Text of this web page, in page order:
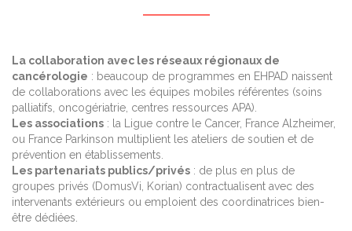
La collaboration avec les réseaux régionaux de
cancérologie : beaucoup de programmes en EHPAD naissent
de collaborations avec les équipes mobiles référentes (soins
palliatifs, oncogériatrie, centres ressources APA).
Les associations : la Ligue contre le Cancer, France Alzheimer,
ou France Parkinson multiplient les ateliers de soutien et de
prévention en établissements.
Les partenariats publics/privés : de plus en plus de
groupes privés (DomusVi, Korian) contractualisent avec des
intervenants extérieurs ou emploient des coordinatrices bien-
être dédiées.